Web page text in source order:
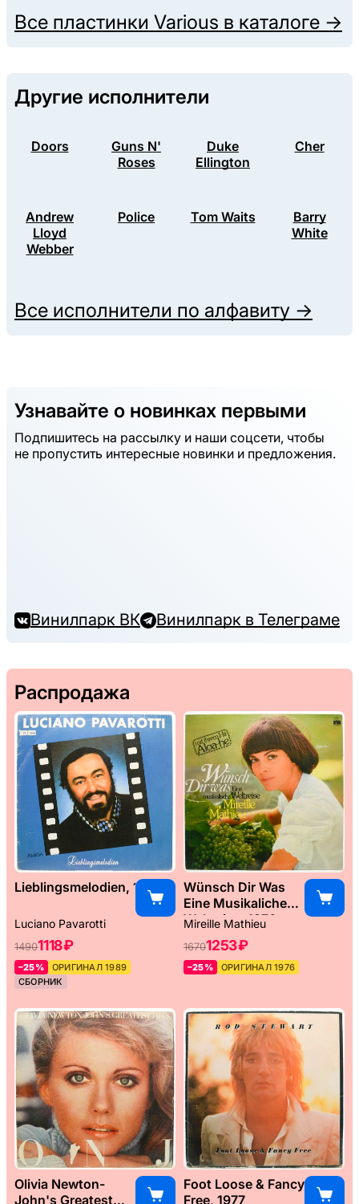
Все пластинки Various в каталоге →
Другие исполнители
Doors
Guns N'
Roses
Duke
Ellington
Cher
Andrew
Lloyd
Webber
Police Tom Waits
Barry
White
Все исполнители по алфавиту →
Узнавайте о новинках первыми
Подпишитесь на рассылку и наши соцсети, чтобы
не пропустить интересные новинки и предложения.
Винилпарк ВК Винилпарк в Телеграме
Распродажа
Lieblingsmelodien, 1989
Luciano Pavarotti
14901118 ₽
–25%
ОРИГИНАЛ 1989
СБОРНИК
Wünsch Dir Was
Eine Musikaliche
Weltreise, 1976
Mireille Mathieu
16701253 ₽
–25% ОРИГИНАЛ 1976
Olivia Newton-
John's Greatest
Foot Loose & Fancy
Free, 1977